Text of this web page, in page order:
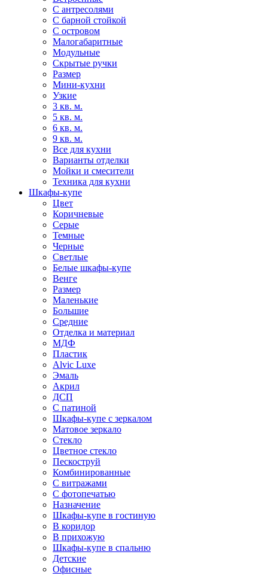
С антресолями
С барной стойкой
С островом
Малогабаритные
Модульные
Скрытые ручки
Размер
Мини-кухни
Узкие
3 кв. м.
5 кв. м.
6 кв. м.
9 кв. м.
Все для кухни
Варианты отделки
Мойки и смесители
Техника для кухни
Шкафы-купе
Цвет
Коричневые
Серые
Темные
Черные
Светлые
Белые шкафы-купе
Венге
Размер
Маленькие
Большие
Средние
Отделка и материал
МДФ
Пластик
Alvic Luxe
Эмаль
Акрил
ДСП
С патиной
Шкафы-купе с зеркалом
Матовое зеркало
Стекло
Цветное стекло
Пескоструй
Комбинированные
С витражами
С фотопечатью
Назначение
Шкафы-купе в гостиную
В коридор
В прихожую
Шкафы-купе в спальню
Детские
Офисные